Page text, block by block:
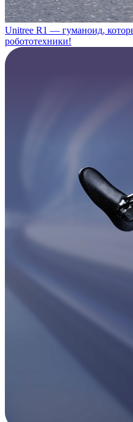
Unitree R1 — гуманоид,
робототехники!